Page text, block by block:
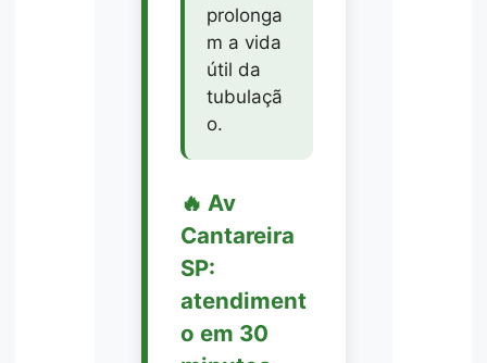
prolonga
m a vida
útil da
tubulaçã
o.
🔥 Av
Cantareira
SP:
atendiment
o em 30